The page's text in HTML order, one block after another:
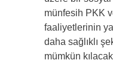
münfesih PKK
faaliyetlerinin
daha sağlıklı
mümkün